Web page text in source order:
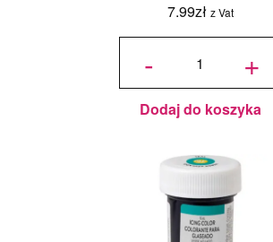
7.99zł z Vat
-
ilość
Power Gel
- Peacock
Feather -
Turkusowy
20 g
+
Dodaj do koszyka